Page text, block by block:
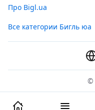
Про Bigl.ua
Все категории Бигль юа
©